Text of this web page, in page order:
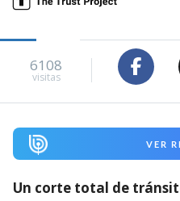
6108
visitas
VER
Un corte total de